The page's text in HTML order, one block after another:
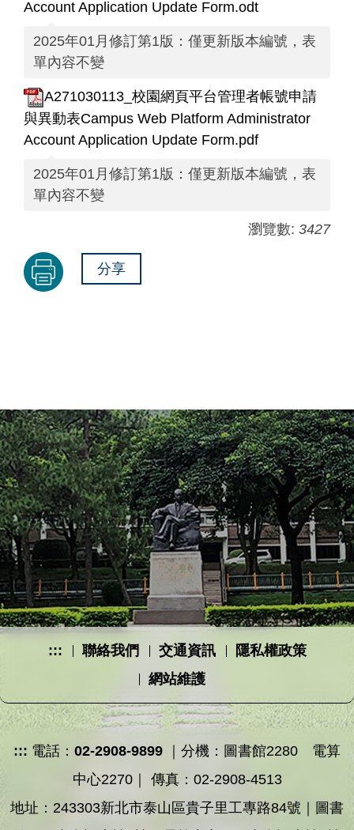
Account Application Update Form.odt
2025年01月修訂第1版：僅更新版本編號，表
單內容不變
A271030113_校園網頁平台管理者帳號申請
與異動表Campus Web Platform Administrator
Account Application Update Form.pdf
2025年01月修訂第1版：僅更新版本編號，表
單內容不變
瀏覽數: 3427
分享
::: 聯絡我們 交通資訊
隱私權政策
網站維護
::: 電話： 02-2908-9899 ｜分機：圖書館2280 電算
中心2270｜ 傳真：02-2908-4513
地址：243303新北市泰山區貴子里工專路84號｜圖書